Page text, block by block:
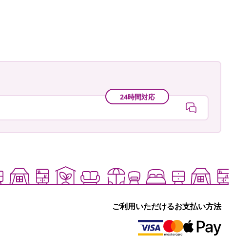
24時間対応
ご利用いただけるお支払い方法